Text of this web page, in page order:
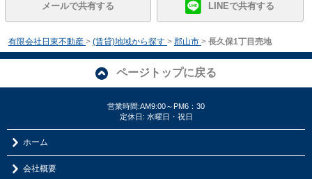
メールで共有する LINEで共有する
有限会社日東不動産 > (賃貸)地域から探す > 郡山市 > 長久保1丁目売地
ページトップに戻る
営業時間:AM9:00～PM6：30
定休日: 水曜日・祝日
ホーム
会社概要